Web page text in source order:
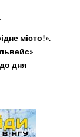
місто!».
дня